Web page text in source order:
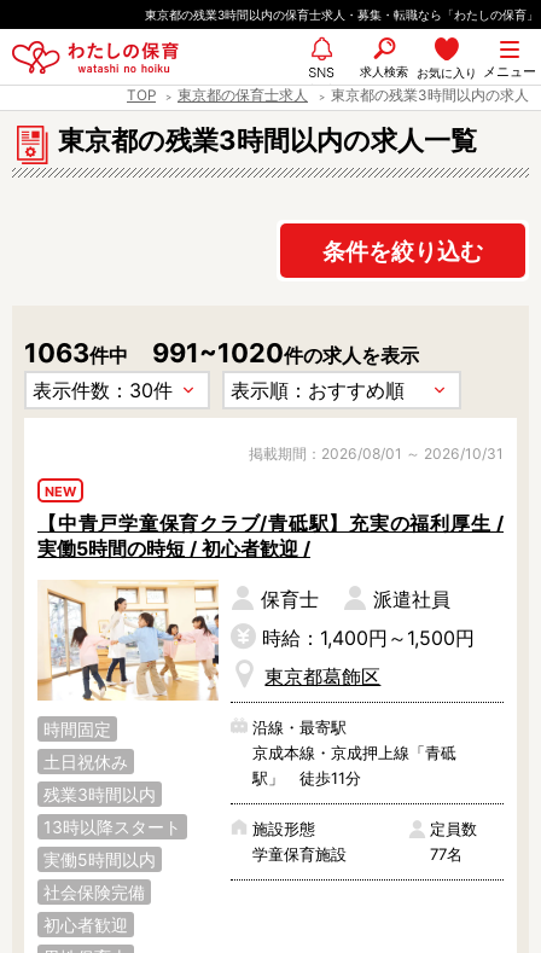
ー
の
先
頭
東京都の残業3時間以内の保育士求人・募集・転職なら「わたしの保育」
メニュー
お気に入り
求人検索
SNS
TOP 東京都の保育士求人 東京都の残業3時間以内の求人
東京都の残業3時間以内の求人一覧
条件を絞り込む
1063件中 991~1020件の求人を表示
掲載期間：2026/08/01 ～ 2026/10/31
NEW
【中青戸学童保育クラブ/青砥駅】充実の福利厚生 /
実働5時間の時短 / 初心者歓迎 /
時間固定
土日祝休み
残業3時間以内
13時以降スタート
実働5時間以内
社会保険完備
初心者歓迎
保育士
派遣社員
時給：1,400円～1,500円
東京都葛飾区
沿線・最寄駅
京成本線・京成押上線「青砥
駅」 徒歩11分
施設形態
学童保育施設
定員数
77名
都道府県
エリア情報
職種
保育士
保育教諭
幼稚園教諭
放課後児童支援員
栄養士
調理師
調理補助
看護師
保育事務
その他
施設形態
公立保育園
私立認可保育園
認定こども園
幼稚園
小規模認可保育園
認可外保育園
病院内保育所
事業所内保育所
学童保育施設
児童館
子育て支援センター
放課後等デイサービ
ス